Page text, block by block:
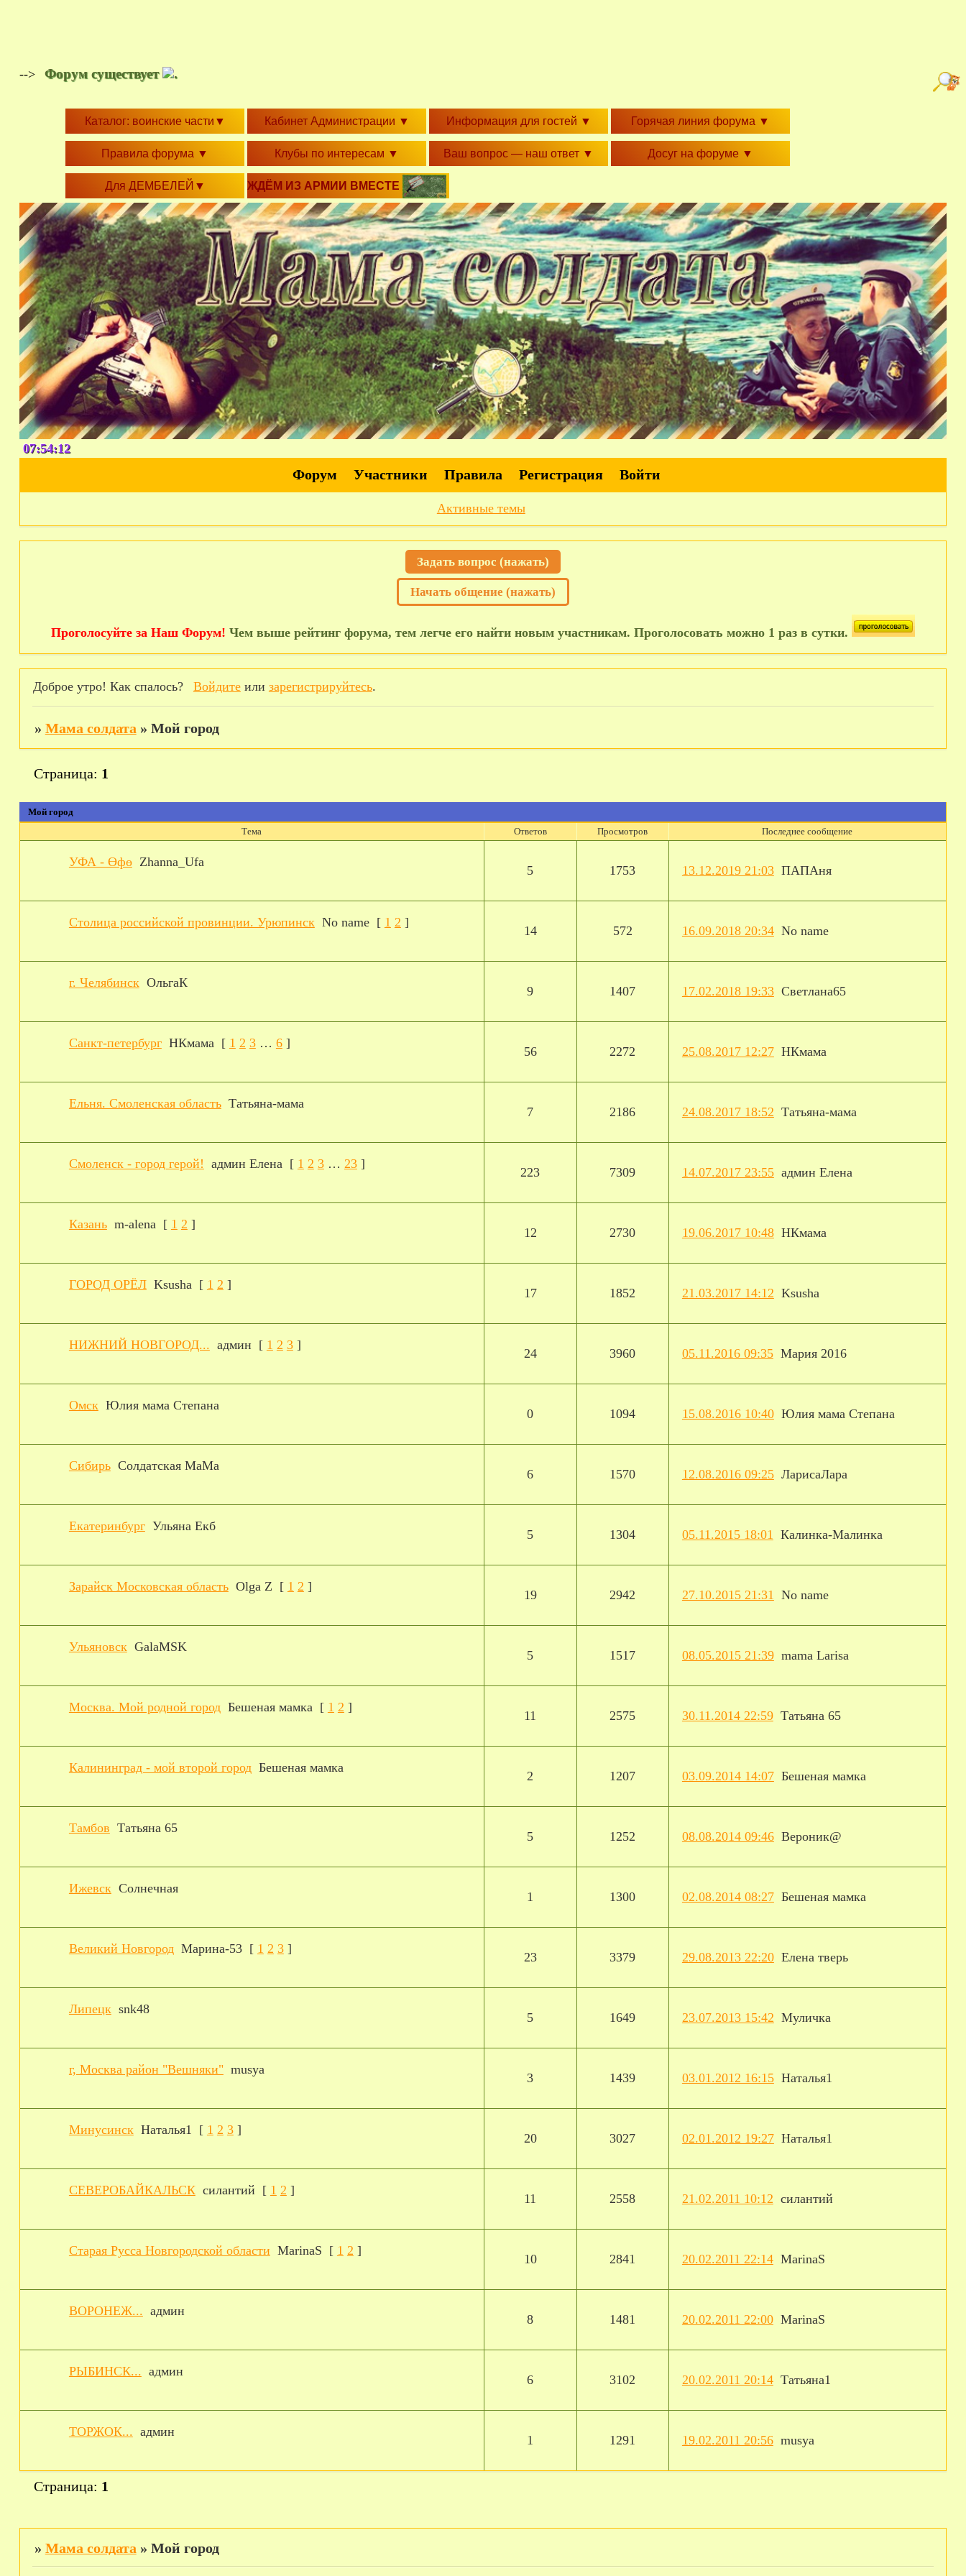
--> Форум существует .
Каталог: воинские части ▼ Кабинет Администрации ▼ Информация для гостей ▼ Горячая линия форума ▼
Правила форума ▼ Клубы по интересам ▼ Ваш вопрос — наш ответ ▼ Досуг на форуме ▼
Для ДЕМБЕЛЕЙ ▼ ЖДЁМ ИЗ АРМИИ ВМЕСТЕ
07:54:12
Форум Участники Правила Регистрация Войти
Активные темы
Задать вопрос (нажать)
Начать общение (нажать)
Проголосуйте за Наш Форум! Чем выше рейтинг форума, тем легче его найти новым участникам. Проголосовать можно 1 раз в сутки.
Доброе утро! Как спалось? Войдитеили зарегистрируйтесь.
» Мама солдата » Мой город
Мой город
Страница: 1
Тема Ответов Просмотров Последнее сообщение
УФА - Өфө Zhanna_Ufa
5 1753 13.12.2019 21:03 ПАПАня
Столица российской провинции. Урюпинск No name [ 1 2 ]
14 572 16.09.2018 20:34 No name
г. Челябинск ОльгаК
9 1407 17.02.2018 19:33 Светлана65
Санкт-петербург НКмама [ 1 2 3 … 6 ]
56 2272 25.08.2017 12:27 НКмама
Ельня. Смоленская область Татьяна-мама
7 2186 24.08.2017 18:52 Татьяна-мама
Смоленск - город герой! админ Елена [ 1 2 3 … 23 ]
223 7309 14.07.2017 23:55 админ Елена
Казань m-alena [ 1 2 ]
12 2730 19.06.2017 10:48 НКмама
ГОРОД ОРЁЛ Ksusha [ 1 2 ]
17 1852 21.03.2017 14:12 Ksusha
НИЖНИЙ НОВГОРОД... админ [ 1 2 3 ]
24 3960 05.11.2016 09:35 Мария 2016
Омск Юлия мама Степана
0 1094 15.08.2016 10:40 Юлия мама Степана
Сибирь Cолдатская MaMa
6 1570 12.08.2016 09:25 ЛарисаЛара
Екатеринбург Ульяна Екб
5 1304 05.11.2015 18:01 Калинка-Малинка
Зарайск Московская область Olga Z [ 1 2 ]
19 2942 27.10.2015 21:31 No name
Ульяновск GalaMSK
5 1517 08.05.2015 21:39 mama Larisa
Москва. Мой родной город Бешеная мамка [ 1 2 ]
11 2575 30.11.2014 22:59 Татьяна 65
Калининград - мой второй город Бешеная мамка
2 1207 03.09.2014 14:07 Бешеная мамка
Тамбов Татьяна 65
5 1252 08.08.2014 09:46 Вероник@
Ижевск Солнечная
1 1300 02.08.2014 08:27 Бешеная мамка
Великий Новгород Марина-53 [ 1 2 3 ]
23 3379 29.08.2013 22:20 Елена тверь
Липецк snk48
5 1649 23.07.2013 15:42 Муличка
г, Москва район "Вешняки" musya
3 1439 03.01.2012 16:15 Наталья1
Минусинск Наталья1 [ 1 2 3 ]
20 3027 02.01.2012 19:27 Наталья1
СЕВЕРОБАЙКАЛЬСК силантий [ 1 2 ]
11 2558 21.02.2011 10:12 силантий
Старая Русса Новгородской области MarinaS [ 1 2 ]
10 2841 20.02.2011 22:14 MarinaS
ВОРОНЕЖ... админ
8 1481 20.02.2011 22:00 MarinaS
РЫБИНСК... админ
6 3102 20.02.2011 20:14 Татьяна1
ТОРЖОК... админ
1 1291 19.02.2011 20:56 musya
Страница: 1
» Мама солдата » Мой город